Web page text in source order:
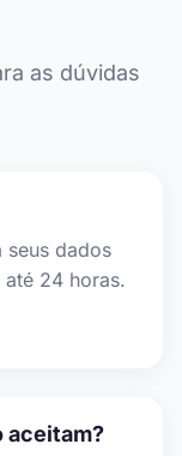
as dúvidas
seus dados
24 horas.
aceitam?